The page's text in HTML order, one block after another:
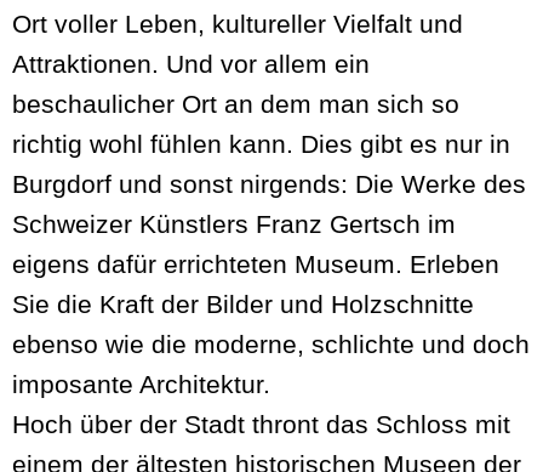
Ort voller Leben, kultureller Vielfalt und
Attraktionen. Und vor allem ein
beschaulicher Ort an dem man sich so
richtig wohl fühlen kann. Dies gibt es nur in
Burgdorf und sonst nirgends: Die Werke des
Schweizer Künstlers Franz Gertsch im
eigens dafür errichteten Museum. Erleben
Sie die Kraft der Bilder und Holzschnitte
ebenso wie die moderne, schlichte und doch
imposante Architektur.
Hoch über der Stadt thront das Schloss mit
einem der ältesten historischen Museen der